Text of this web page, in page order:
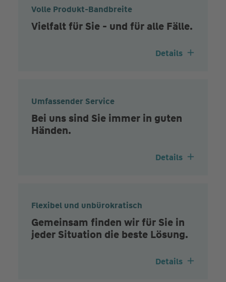
Volle Produkt-Bandbreite
Vielfalt für Sie - und für alle Fälle.
Details
Umfassender Service
Bei uns sind Sie immer in guten
Händen.
Details
Flexibel und unbürokratisch
Gemeinsam finden wir für Sie in
jeder Situation die beste Lösung.
Details